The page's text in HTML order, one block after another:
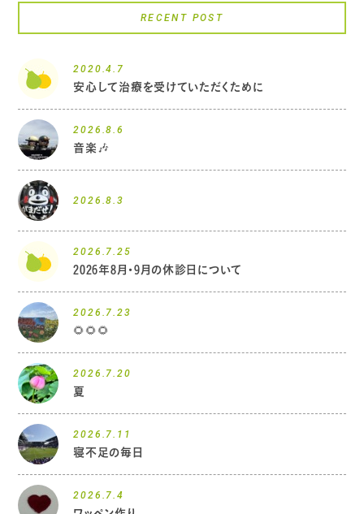
RECENT POST
2020.4.7
安心して治療を受けていただくために
2026.8.6
音楽🎶
2026.8.3
2026.7.25
2026年8月・9月の休診日について
2026.7.23
🌻🌻🌻
2026.7.20
夏
2026.7.11
寝不足の毎日
2026.7.4